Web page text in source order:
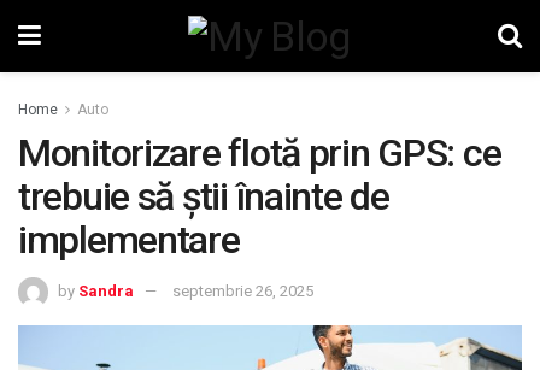
Home Auto
Monitorizare flotă prin GPS: ce
trebuie să știi înainte de
implementare
by Sandra septembrie 26, 2025